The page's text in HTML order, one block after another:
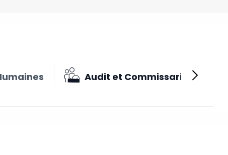
Audit et Commissariat aux